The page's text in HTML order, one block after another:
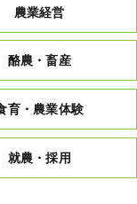
農業経営
酪農・畜産
育・農業体験
就農・採用